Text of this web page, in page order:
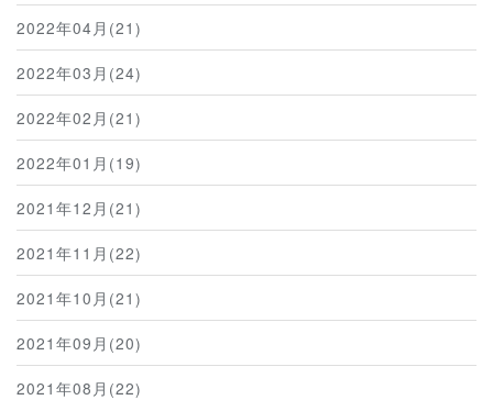
2022年04月(21)
2022年03月(24)
2022年02月(21)
2022年01月(19)
2021年12月(21)
2021年11月(22)
2021年10月(21)
2021年09月(20)
2021年08月(22)